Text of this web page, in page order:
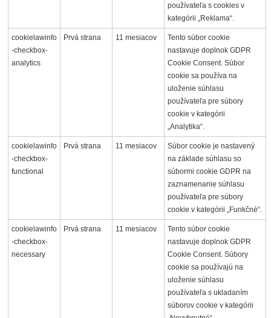
používateľa s cookies v
kategórii „Reklama“.
cookielawinfo
-checkbox-
analytics
Prvá strana 11 mesiacov
Tento súbor cookie
nastavuje doplnok GDPR
Cookie Consent. Súbor
cookie sa používa na
uloženie súhlasu
používateľa pre súbory
cookie v kategórii
„Analytika“.
cookielawinfo
-checkbox-
functional
Prvá strana 11 mesiacov
Súbor cookie je nastavený
na základe súhlasu so
súbormi cookie GDPR na
zaznamenanie súhlasu
používateľa pre súbory
cookie v kategórii „Funkčné“.
cookielawinfo
-checkbox-
necessary
Prvá strana 11 mesiacov
Tento súbor cookie
nastavuje doplnok GDPR
Cookie Consent. Súbory
cookie sa používajú na
uloženie súhlasu
používateľa s ukladaním
súborov cookie v kategórii